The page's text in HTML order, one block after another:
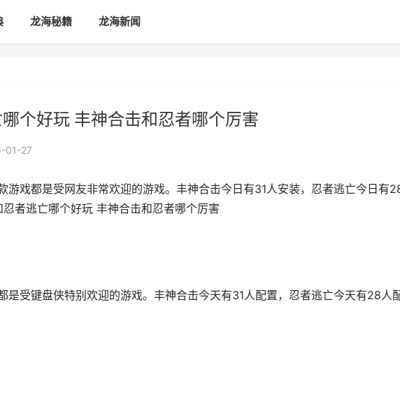
龙海秘籍 龙海新闻
个好玩 丰神合击和忍者哪个厉害
01-27
游戏都是受网友非常欢迎的游戏。丰神合击今日有31人安装，忍者逃亡今日有
者逃亡哪个好玩 丰神合击和忍者哪个厉害
是受键盘侠特别欢迎的游戏。丰神合击今天有31人配置，忍者逃亡今天有28人